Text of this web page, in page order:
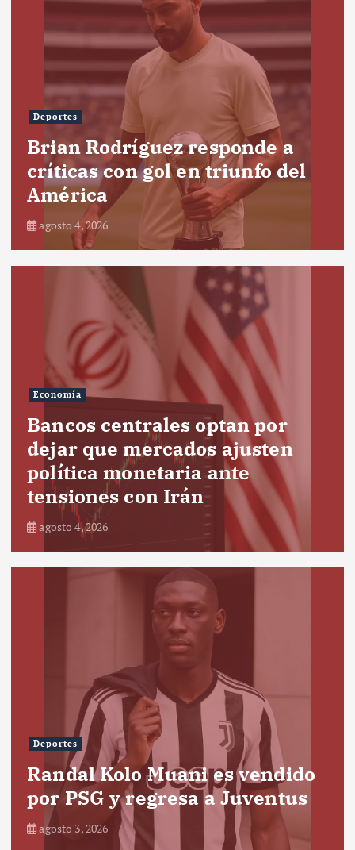
Deportes
Brian Rodríguez responde a
críticas con gol en triunfo del
América
agosto 4, 2026
Economía
Bancos centrales optan por
dejar que mercados ajusten
política monetaria ante
tensiones con Irán
agosto 4, 2026
Deportes
Randal Kolo Muani es vendido
por PSG y regresa a Juventus
agosto 3, 2026